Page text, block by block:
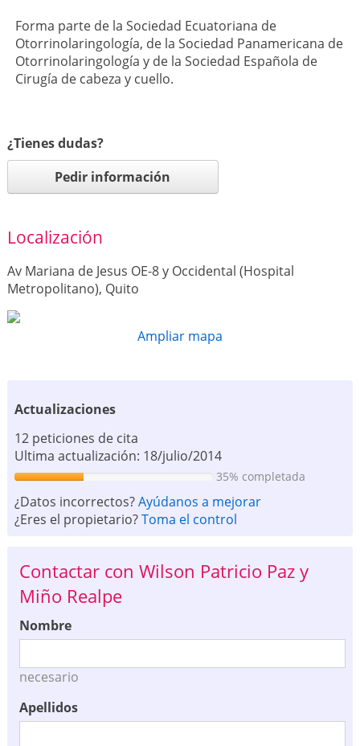
Forma parte de la Sociedad Ecuatoriana de
Otorrinolaringología, de la Sociedad Panamericana de
Otorrinolaringología y de la Sociedad Española de
Cirugía de cabeza y cuello.
¿Tienes dudas?
Pedir información
Localización
Av Mariana de Jesus OE-8 y Occidental (Hospital
Metropolitano), Quito
Ampliar mapa
Actualizaciones
12 peticiones de cita
Ultima actualización: 18/julio/2014
35% completada
¿Datos incorrectos?Ayúdanos a mejorar
¿Eres el propietario?Toma el control
Contactar con Wilson Patricio Paz y
Miño Realpe
Nombre
necesario
Apellidos